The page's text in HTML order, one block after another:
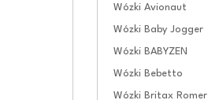
Wózki Avionaut
Wózki Baby Jogger
Wózki BABYZEN
Wózki Bebetto
Wózki Britax Romer